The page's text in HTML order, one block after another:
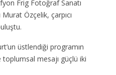
Frig Fotoğraf Sanatı
Murat Özçelik, çarpıcı
üstlendiği programın
mesajı güçlü iki